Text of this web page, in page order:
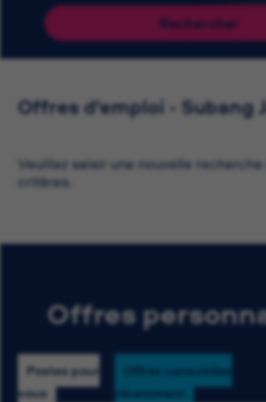
Rechercher
Offres d'emploi - Subang
Veuillez saisir une nouvelle
critères.
Offres
Postes pour
vous
Offres consultées
récemment